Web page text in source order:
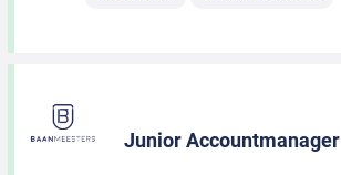
Junior Accountmanager